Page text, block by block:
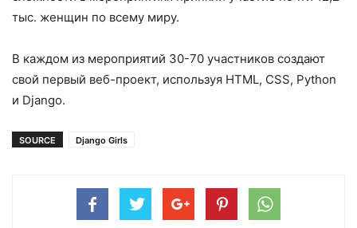
тыс. женщин по всему миру.
В каждом из мероприятий 30-70 участников создают
свой первый веб-проект, используя HTML, CSS, Python
и Django.
SOURCE Django Girls